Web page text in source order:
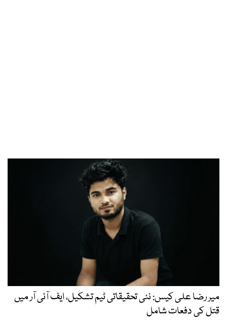
میر رضا علی کیس: نئی تحقیقاتی ٹیم تشکیل، ایف آئی آر میں
قتل کی دفعات شامل